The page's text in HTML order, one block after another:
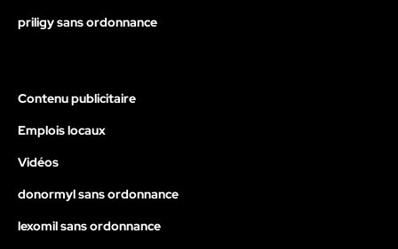
priligy sans ordonnance
Contenu publicitaire
Emplois locaux
Vidéos
donormyl sans ordonnance
lexomil sans ordonnance